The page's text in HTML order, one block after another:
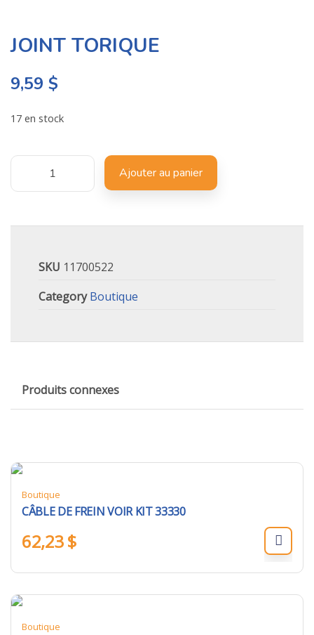
JOINT TORIQUE
9,59 $
17 en stock
Ajouter au panier
SKU 11700522
Category Boutique
Produits connexes
Boutique
CÂBLE DE FREIN VOIR KIT 33330
62,23$
Boutique